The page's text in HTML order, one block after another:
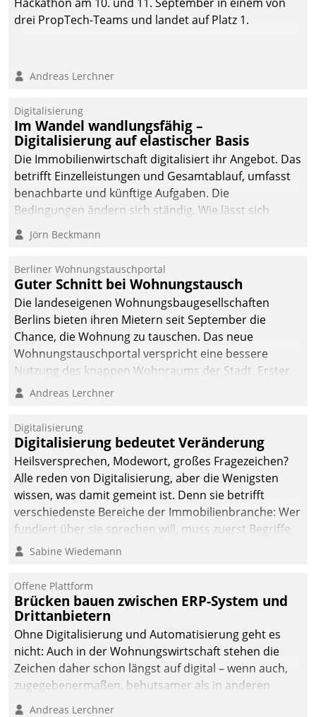
drei PropTech-Teams und landet auf Platz 1.
Andreas Lerchner
Digitalisierung
Im Wandel wandlungsfähig –
Digitalisierung auf elastischer Basis
Die Immobilienwirtschaft digitalisiert ihr Angebot. Das
betrifft Einzelleistungen und Gesamtablauf, umfasst
benachbarte und künftige Aufgaben. Die
Bedingungen ändern sich ständig. Wie lässt sich
technisch die Kontrolle wahren und zugleich Freiraum
fürs Wachsen öffnen?
Jörn Beckmann
Berliner Wohnungstauschportal
Guter Schnitt bei Wohnungstausch
Die landeseigenen Wohnungsbaugesellschaften
Berlins bieten ihren Mietern seit September die
Chance, die Wohnung zu tauschen. Das neue
Wohnungstauschportal verspricht eine bessere
Nutzung des knappen Wohnraums der Stadt. Erster
Anwendungsfall für Datatrains Lösung API-Hub mit
Unternehmen.
Andreas Lerchner
Digitalisierung
Digitalisierung bedeutet Veränderung
Heilsversprechen, Modewort, großes Fragezeichen?
Alle reden von Digitalisierung, aber die Wenigsten
wissen, was damit gemeint ist. Denn sie betrifft
verschiedenste Bereiche der Immobilienbranche: Wer
fundiert über sie sprechen will, muss zuerst Begriffe
klären. Ein Aspekt ist die betriebliche Optimierung:
Einsparungen durch optimierte und automatisierte
Prozesse. Doch man darf nicht zu viel erwarten: Allein
mit der Einführung einer neuen Software ist es nicht
getan. Die Digitalisierung erfordert von Unternehmen
die Bereitschaft, sich zu überprüfen, zu hinterfragen
und zu verändern.
Sabine Wiedemann
Offene Plattform
Brücken bauen zwischen ERP-System und
Drittanbietern
Ohne Digitalisierung und Automatisierung geht es
nicht: Auch in der Wohnungswirtschaft stehen die
Zeichen daher schon längst auf digital – wenn auch,
zugegebenermaßen, behutsamer als in anderen
Branchen.
Andreas Lerchner